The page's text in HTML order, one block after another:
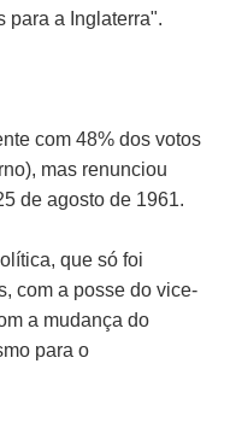
para a Inglaterra".
com 48% dos votos
mas renunciou
de agosto de 1961.
que só foi
com a posse do vice-
a mudança do
para o